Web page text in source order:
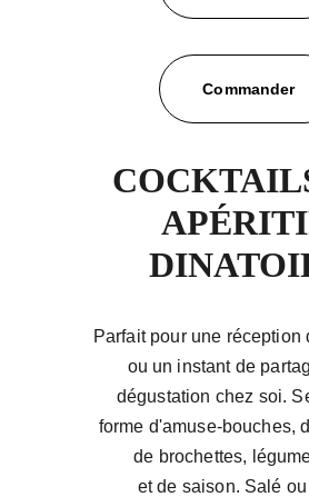
Commander
Parfait pour une réception
ou un instant de
dégustation chez soi.
forme d'amuse-bouches,
de brochettes,
et de saison. Salé